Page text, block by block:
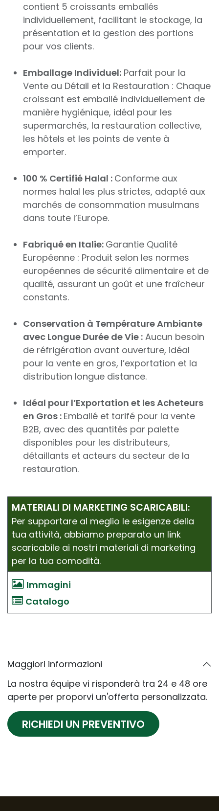
contient 5 croissants emballés
individuellement, facilitant le stockage, la
présentation et la gestion des portions
pour vos clients.
Emballage Individuel: Parfait pour la
Vente au Détail et la Restauration : Chaque
croissant est emballé individuellement de
manière hygiénique, idéal pour les
supermarchés, la restauration collective,
les hôtels et les points de vente à
emporter.
100 % Certifié Halal : Conforme aux
normes halal les plus strictes, adapté aux
marchés de consommation musulmans
dans toute l’Europe.
Fabriqué en Italie: Garantie Qualité
Européenne : Produit selon les normes
européennes de sécurité alimentaire et de
qualité, assurant un goût et une fraîcheur
constants.
Conservation à Température Ambiante
avec Longue Durée de Vie : Aucun besoin
de réfrigération avant ouverture, idéal
pour la vente en gros, l’exportation et la
distribution longue distance.
Idéal pour l’Exportation et les Acheteurs
en Gros : Emballé et tarifé pour la vente
B2B, avec des quantités par palette
disponibles pour les distributeurs,
détaillants et acteurs du secteur de la
restauration.
MATERIALI DI MARKETING SCARICABILI:
Per supportare al meglio le esigenze della
tua attività, abbiamo preparato un link
scaricabile ai nostri materiali di marketing
per la tua comodità.
Immagini
Catalogo
Maggiori informazioni
La nostra équipe vi risponderà tra 24 e 48 ore
aperte per proporvi un'offerta personalizzata.
RICHIEDI UN PREVENTIVO